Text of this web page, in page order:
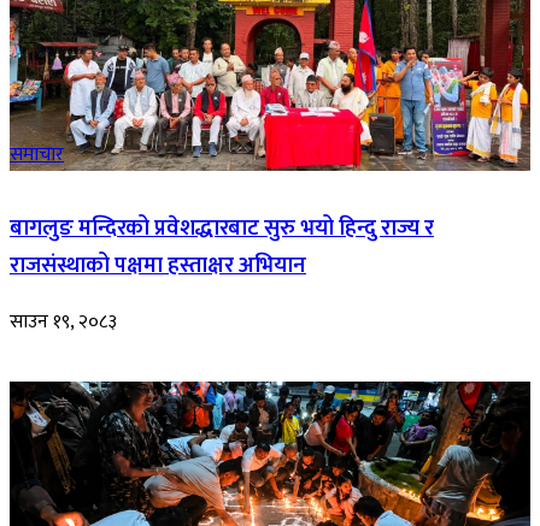
समाचार
बागलुङ मन्दिरको प्रवेशद्धारबाट सुरु भयो हिन्दु राज्य र
राजसंस्थाको पक्षमा हस्ताक्षर अभियान
साउन १९, २०८३